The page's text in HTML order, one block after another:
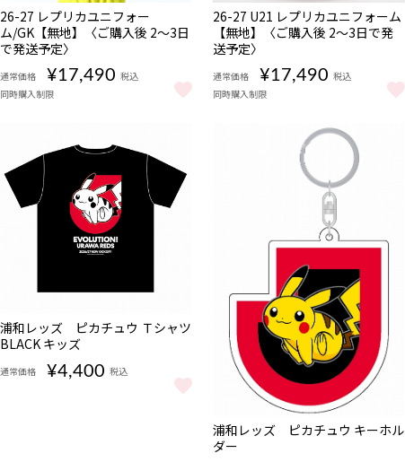
NEW
数量
限定
受注
商品
販売期間
08/08 10:00〜
26-27 レプリカユニフォー
ム/GK【無地】〈ご購入後 2～3日
で発送予定〉
通常価格 ¥17,490 税込
同時購入制限
NEW
数量
限定
受注
08/08 10:00〜
26-27 U21 レプリカユニフォーム
【無地】〈ご購入後 2～3日で発
送予定〉
通常価格 ¥17,490 税込
同時購入制限
をもっと見る
NEW
販売期
間
08/07
17:00〜
浦和レッズ ピカチュウ Ｔシャツ
BLACK キッズ
通常価格 ¥4,400 税込
浦和レッズ ピカチュウ Ｔシャツ BLACK キッズ をもっと見る
NEW
販売期
間
08/07
17:00〜
浦和レッズ ピカチュウ キーホル
ダー